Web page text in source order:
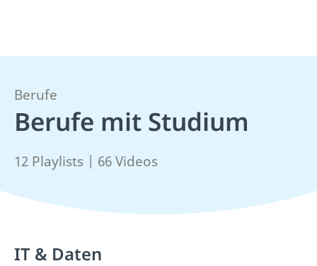
Berufe
Berufe mit Studium
12 Playlists | 66 Videos
IT & Daten